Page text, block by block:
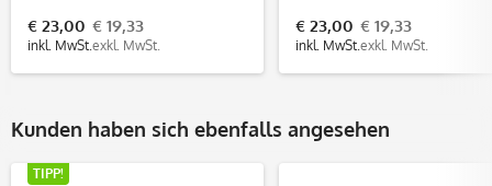
€ 23,00
inkl. MwSt.
€ 19,33
exkl. MwSt.
€ 23,00
inkl. MwSt.
€ 19,33
exkl. MwSt.
Kunden haben sich ebenfalls angesehen
TIPP!